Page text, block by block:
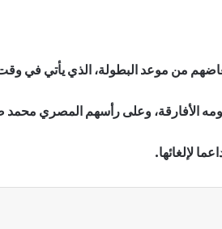
من موعد البطولة، الذي يأتي
الأفارقة، وعلى رأسهم المصري
لإلغائها.